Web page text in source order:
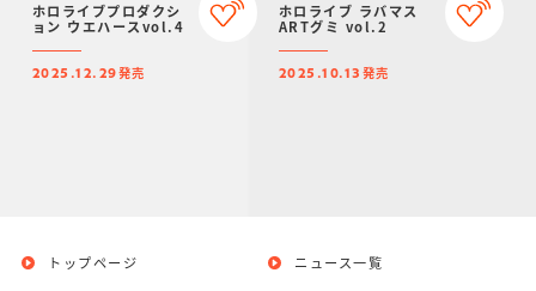
ホロライブプロダクシ
ョン ウエハースvol.4
2025.12.29発売
ホロライブ ラバマス
ARTグミ vol.2
2025.10.13 発売
トップページ ニュース一覧